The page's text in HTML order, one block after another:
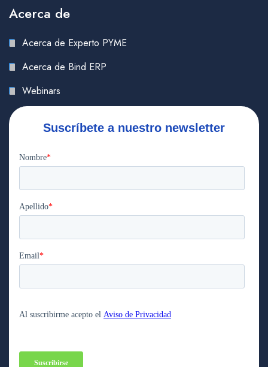
Acerca de
Acerca de Experto PYME
Acerca de Bind ERP
Webinars
Suscríbete a nuestro newsletter